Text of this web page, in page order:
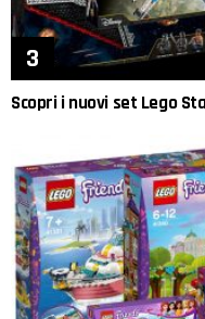
Scopri i nuovi set Lego